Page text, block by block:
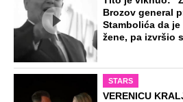
Brozov general
Stambolića da
žene, pa izvršio
STARS
VERENICU